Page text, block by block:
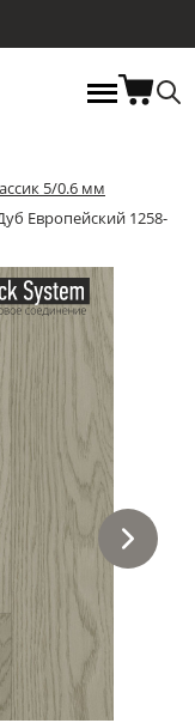
5/0.6 мм
Европейский 1258-